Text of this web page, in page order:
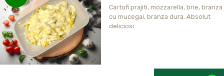
Cartofi prajiti, mozzarella, brie, branza
cu mucegai, branza dura. Absolut
deliciosi